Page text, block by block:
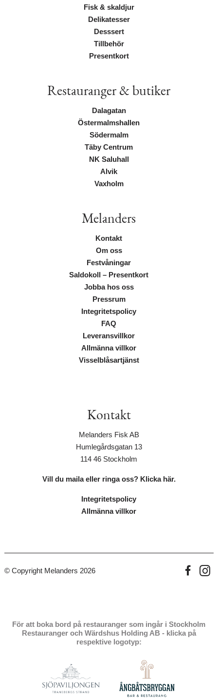
Fisk & skaldjur
Delikatesser
Desssert
Tillbehör
Presentkort
Restauranger & butiker
Dalagatan
Östermalmshallen
Södermalm
Täby Centrum
NK Saluhall
Alvik
Vaxholm
Melanders
Kontakt
Om oss
Festvåningar
Saldokoll – Presentkort
Jobba hos oss
Pressrum
Integritetspolicy
FAQ
Leveransvillkor
Allmänna villkor
Visselblåsartjänst
Kontakt
Melanders Fisk AB
Humlegårdsgatan 13
114 46 Stockholm
Vill du maila eller ringa oss? Klicka här.
Integritetspolicy
Allmänna villkor
© Copyright Melanders 2026
För att boka bord på restauranger som ingår i Stockholm
Restauranger och Wärdshus Holding AB - klicka på
respektive logotyp: